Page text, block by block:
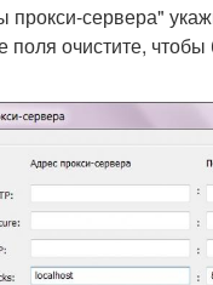
сервера"
поля очистите, чтобы